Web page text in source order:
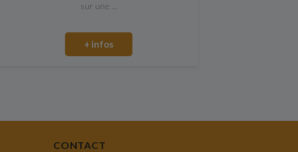
sur une ...
+ infos
CONTACT